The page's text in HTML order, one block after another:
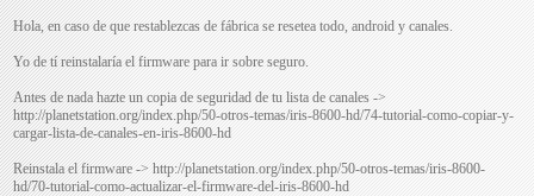
Hola, en caso de que restablezcas de fábrica se resetea todo, android y canales.
Yo de tí reinstalaría el firmware para ir sobre seguro.
Antes de nada hazte un copia de seguridad de tu lista de canales ->
http://planetstation.org/index.php/50-otros-temas/iris-8600-hd/74-tutorial-como-copiar-y-
cargar-lista-de-canales-en-iris-8600-hd
Reinstala el firmware -> http://planetstation.org/index.php/50-otros-temas/iris-8600-
hd/70-tutorial-como-actualizar-el-firmware-del-iris-8600-hd